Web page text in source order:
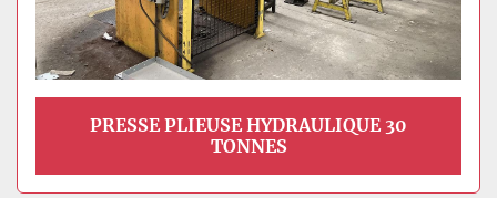
PRESSE PLIEUSE HYDRAULIQUE 30
TONNES